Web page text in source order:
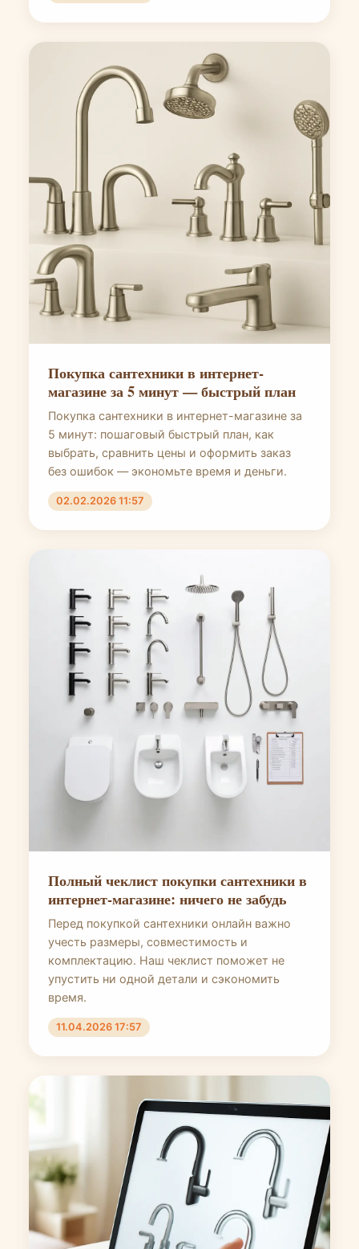
Покупка сантехники в интернет-
магазине за 5 минут — быстрый план
Покупка сантехники в интернет-магазине за
5 минут: пошаговый быстрый план, как
выбрать, сравнить цены и оформить заказ
без ошибок — экономьте время и деньги.
02.02.2026 11:57
Полный чеклист покупки сантехники в
интернет-магазине: ничего не забудь
Перед покупкой сантехники онлайн важно
учесть размеры, совместимость и
комплектацию. Наш чеклист поможет не
упустить ни одной детали и сэкономить
время.
11.04.2026 17:57